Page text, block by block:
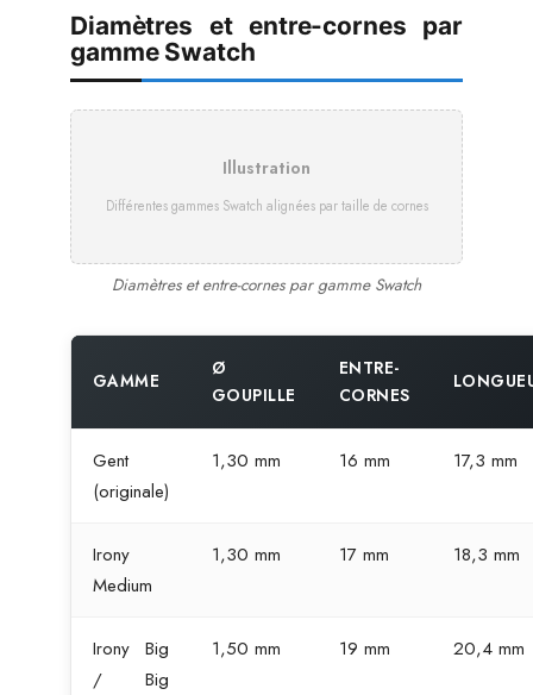
Diamètres et entre-cornes par
gamme Swatch
Illustration
Différentes gammes Swatch alignées par taille de cornes
Diamètres et entre-cornes par gamme Swatch
GAMME
Ø
GOUPILLE
ENTRE-
CORNES
Gent
(originale)
1,30 mm 16 mm 17,3 mm
Irony
Medium
1,30 mm 17 mm 18,3 mm
Irony Big
/ Big
1,50 mm 19 mm 20,4 mm